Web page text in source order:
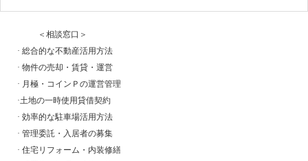
＜相談窓口＞
· 総合的な不動産活用方法
· 物件の売却・賃貸・運営
· 月極・コインＰの運営管理
·土地の一時使用貸借契約
· 効率的な駐車場活用方法
· 管理委託・入居者の募集
· 住宅リフォーム・内装修繕